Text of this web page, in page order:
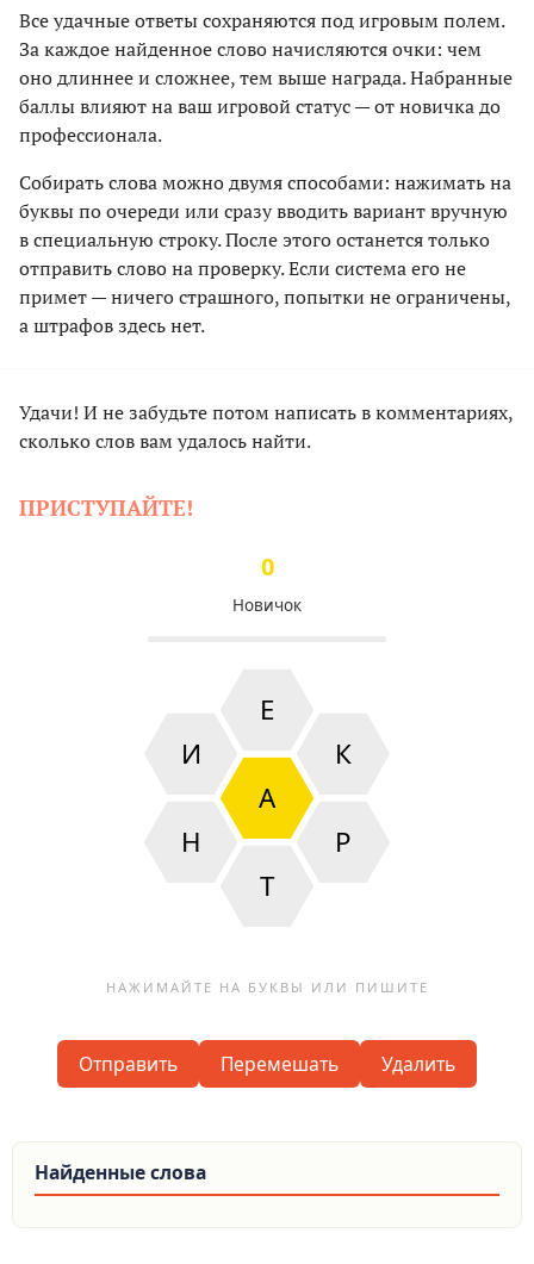
Все удачные ответы сохраняются под игровым полем.
За каждое найденное слово начисляются очки: чем
оно длиннее и сложнее, тем выше награда. Набранные
баллы влияют на ваш игровой статус — от новичка до
профессионала.
Собирать слова можно двумя способами: нажимать на
буквы по очереди или сразу вводить вариант вручную
в специальную строку. После этого останется только
отправить слово на проверку. Если система его не
примет — ничего страшного, попытки не ограничены,
а штрафов здесь нет.
Удачи! И не забудьте потом написать в комментариях,
сколько слов вам удалось найти.
ПРИСТУПАЙТЕ!
0
Новичок
А
Е
И
К
Н
Р
Т
Отправить Перемешать Удалить
Найденные слова